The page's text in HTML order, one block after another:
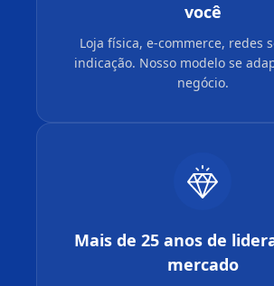
você
Loja física, e-commerce, redes
indicação. Nosso modelo se
negócio.
Mais de 25 anos de
mercado